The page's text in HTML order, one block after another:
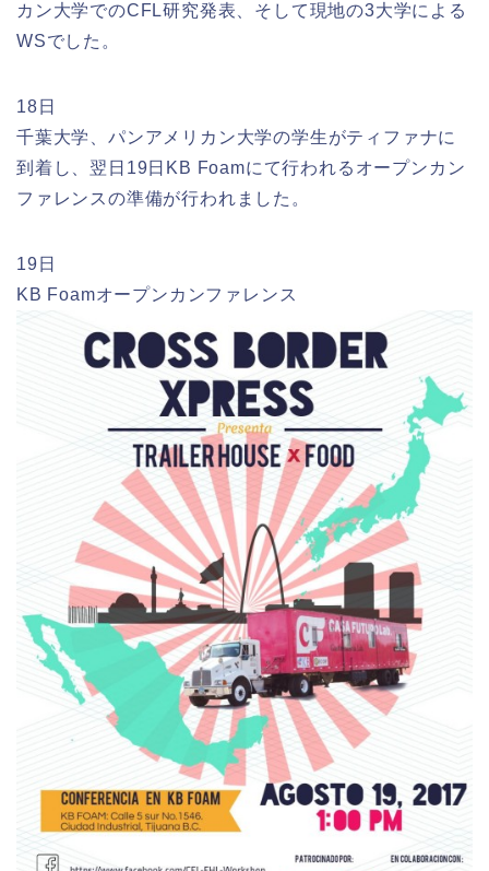
カン大学でのCFL研究発表、そして現地の3大学による
WSでした。
18日
千葉大学、パンアメリカン大学の学生がティファナに
到着し、翌日19日KB Foamにて行われるオープンカン
ファレンスの準備が行われました。
19日
KB Foamオープンカンファレンス